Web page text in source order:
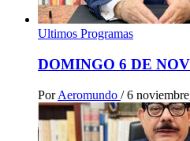
Ultimos Programas
DOMINGO 6 DE
Por Aeromundo / 6